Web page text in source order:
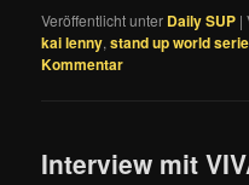
Veröffentlicht unter Daily SUP |
kai lenny,stand up world
Kommentar
Interview mit